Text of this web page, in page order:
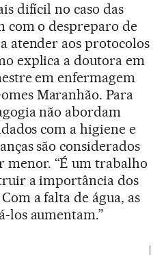
difícil no caso das
com o despreparo de
atender aos protocolos
explica a doutora em
em enfermagem
Maranhão. Para
não abordam
com a higiene e
são considerados
menor. “É um trabalho
a importância dos
a falta de água, as
los aumentam.”